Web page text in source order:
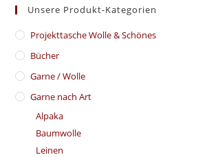
Unsere Produkt-Kategorien
​Projekttasche Wolle & Schönes
Bücher
Garne / Wolle
Garne nach Art
Alpaka
Baumwolle
Leinen